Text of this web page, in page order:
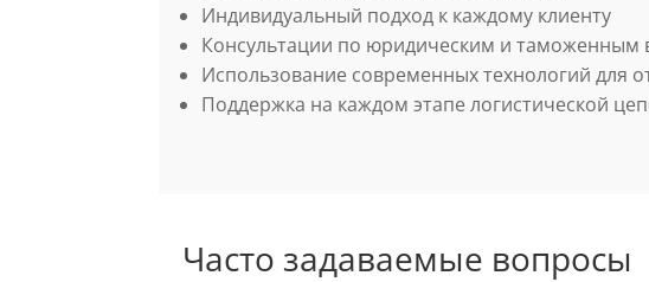
Индивидуальный подход к каждому клиенту
Консультации по юридическим и таможенным
Использование современных технологий для
Поддержка на каждом этапе логистической
Часто задаваемые вопросы